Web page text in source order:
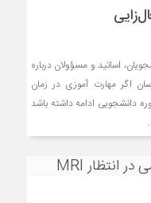
اساتید و مسؤولان درباره
اگر مهارت آموزی در زمان
دانشجویی ادامه داشته باشد